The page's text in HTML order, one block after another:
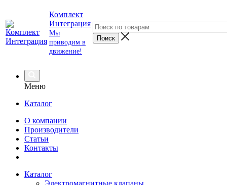
Комплект
Интеграция
Мы
приводим в
движение!
Меню
Каталог
О компании
Производители
Статьи
Контакты
Каталог
Электромагнитные клапаны